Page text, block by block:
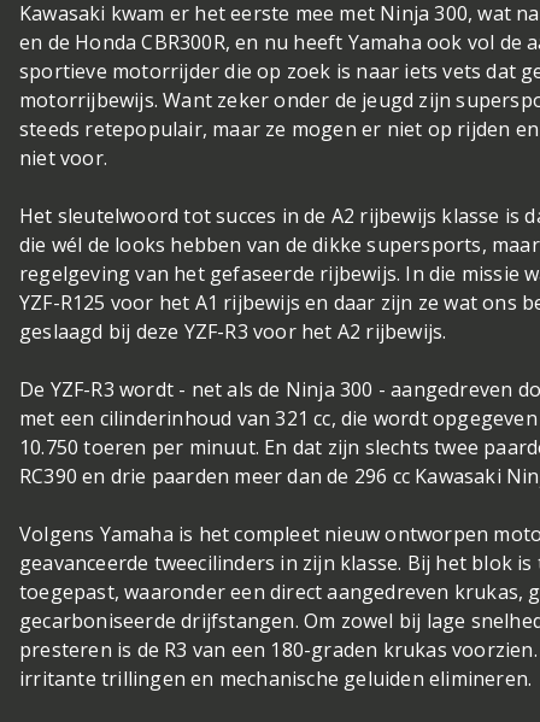
Kawasaki kwam er het eerste mee met Ninja 300, wat
en de Honda CBR300R, en nu heeft Yamaha ook vol de
sportieve motorrijder die op zoek is naar iets vets dat
motorrijbewijs. Want zeker onder de jeugd zijn
steeds retepopulair, maar ze mogen er niet op rijden
niet voor.
Het sleutelwoord tot succes in de A2 rijbewijs klasse is
die wél de looks hebben van de dikke supersports,
regelgeving van het gefaseerde rijbewijs. In die missie
YZF-R125 voor het A1 rijbewijs en daar zijn ze wat ons
geslaagd bij deze YZF-R3 voor het A2 rijbewijs.
De YZF-R3 wordt - net als de Ninja 300 - aangedreven
met een cilinderinhoud van 321 cc, die wordt
10.750 toeren per minuut. En dat zijn slechts twee
RC390 en drie paarden meer dan de 296 cc Kawasaki
Volgens Yamaha is het compleet nieuw ontworpen
geavanceerde tweecilinders in zijn klasse. Bij het blok
toegepast, waaronder een direct aangedreven krukas,
gecarboniseerde drijfstangen. Om zowel bij lage
presteren is de R3 van een 180-graden krukas
irritante trillingen en mechanische geluiden elimineren.